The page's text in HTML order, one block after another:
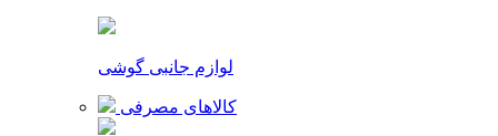
لوازم جانبی گوشی
کالاهای مصرفی